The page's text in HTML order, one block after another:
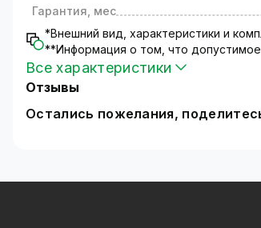
Гарантия, мес
*Внешний вид, характеристики и
**Информация о том, что
Все характеристики
Отзывы
Остались пожелания,